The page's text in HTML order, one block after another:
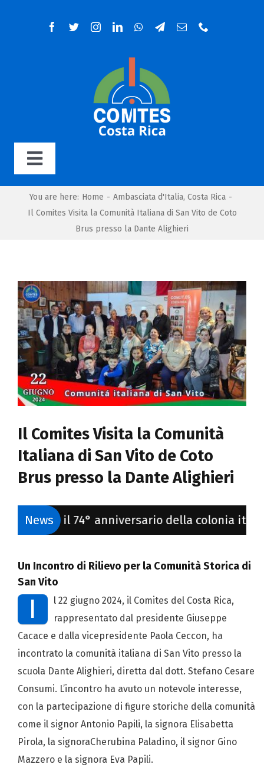
Toggle
Navigation
Home
Organigramma
Galleria fotografica
Sportello Comites
Notizie
Contattaci
You are here: Home - Ambasciata d'Italia, Costa Rica -
Il Comites Visita la Comunità Italiana di San Vito de Coto
Brus presso la Dante Alighieri
Ingrandisci
immagine
Il Comites Visita la Comunità
Italiana di San Vito de Coto
Brus presso la Dante Alighieri
News
anniversario della colonia italiana
Un Incontro di Rilievo per la Comunità Storica di
San Vito
I
l 22 giugno 2024, il Comites del Costa Rica,
rappresentato dal presidente Giuseppe
Cacace e dalla vicepresidente Paola Ceccon, ha
incontrato la comunità italiana di San Vito presso la
scuola Dante Alighieri, diretta dal dott. Stefano Cesare
Consumi. L’incontro ha avuto un notevole interesse,
con la partecipazione di figure storiche della comunità
come il signor Antonio Papili, la signora Elisabetta
Pirola, la signoraCherubina Paladino, il signor Gino
Mazzero e la signora Eva Papili.